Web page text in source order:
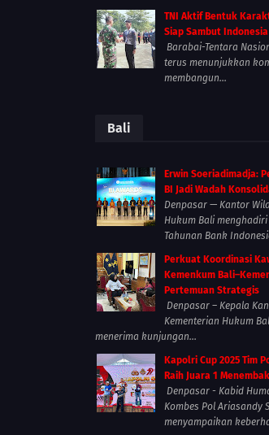
TNI Aktif Bentuk
Siap Sambut Indonesia
Barabai-Tentara
terus menunjukkan
membangun...
Bali
Erwin Soeriadimadja:
BI Jadi Wadah
Denpasar — Kantor
Hukum Bali menghadiri
Tahunan Bank
Perkuat Koordinasi
Kemenkum
Pertemuan Strategis
Denpasar – Kepala
Kementerian Hukum
menerima kunjungan...
Kapolri Cup 2025 Tim
Raih Juara 1 Menembak
Denpasar - Kabid
Kombes Pol Ariasandy
menyampaikan